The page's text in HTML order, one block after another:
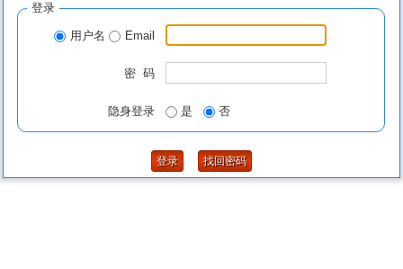
登录
用户名 Email
密 码
隐身登录 是 否